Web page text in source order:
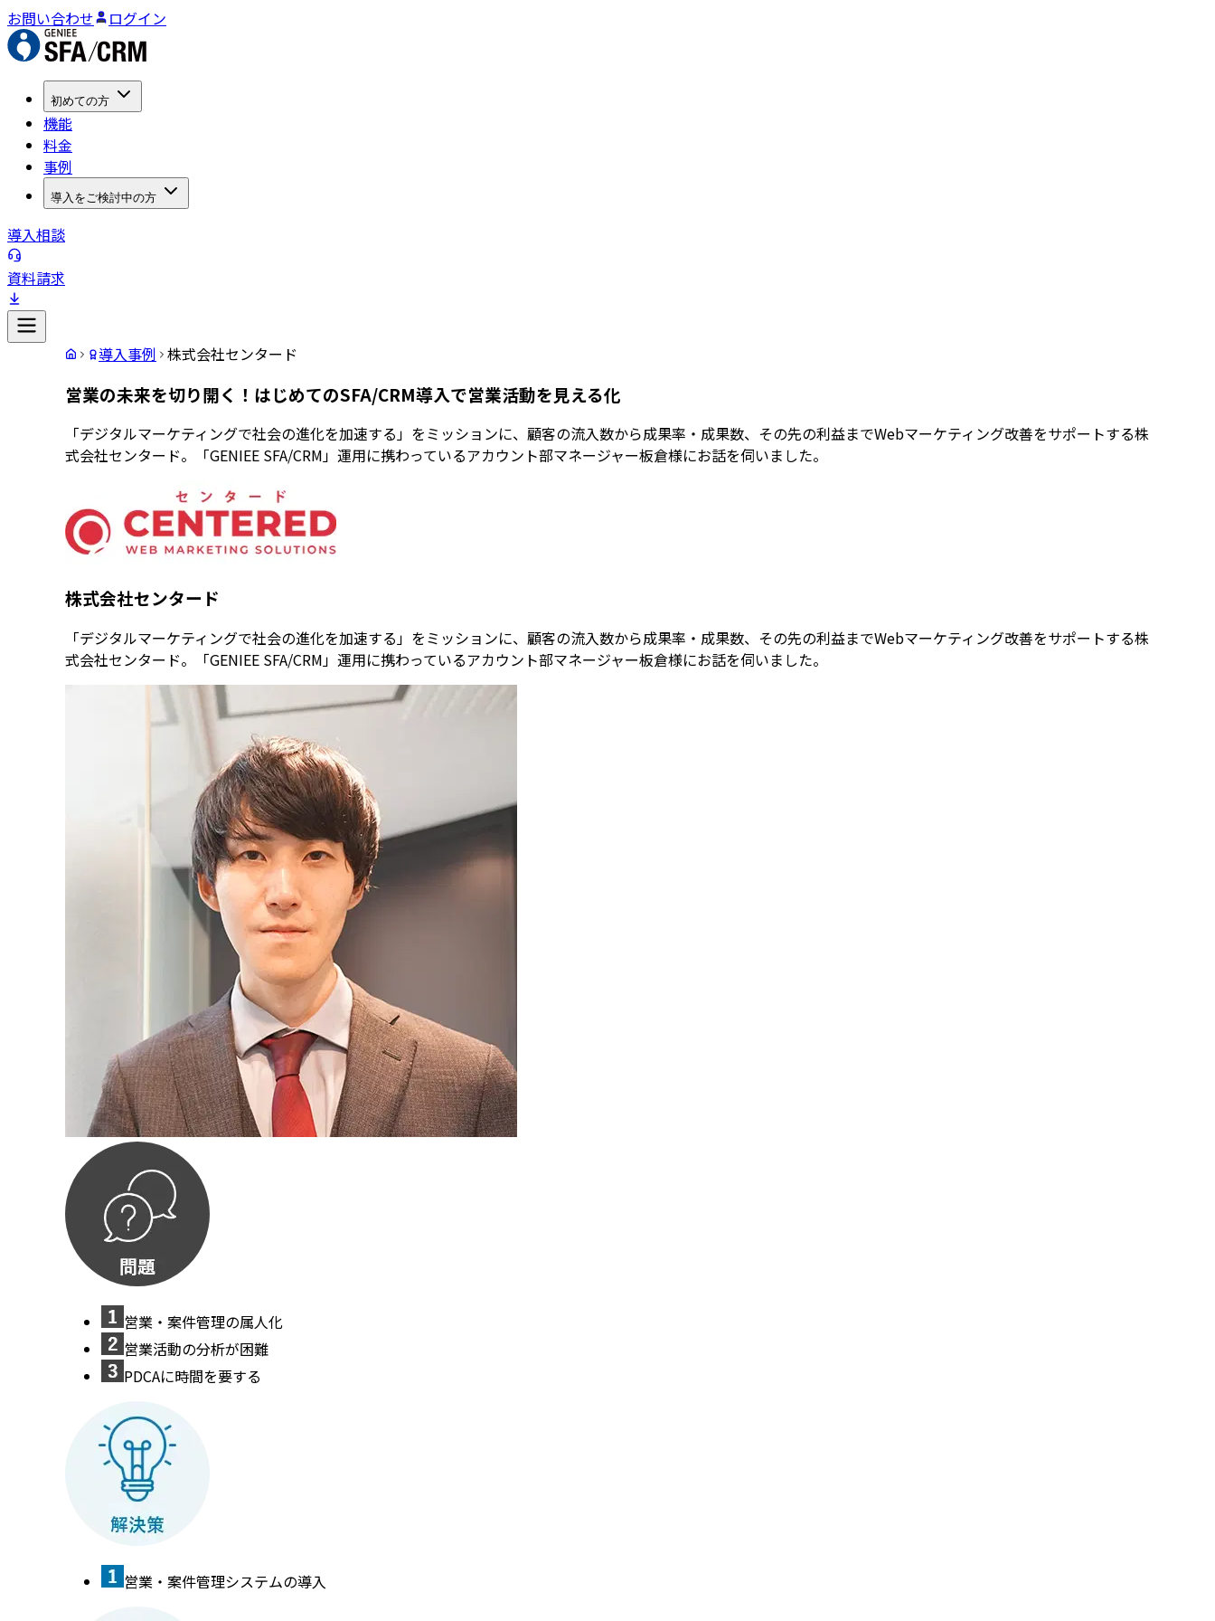
お問い合わせ ログイン
初めての方
機能
料金
事例
導入をご検討中の方
導入相談
資料請求
導入事例 株式会社センタード
営業の未来を切り開く！はじめてのSFA/CRM導入で営業活動を見える化
「デジタルマーケティングで社会の進化を加速する」をミッションに、顧客の流入数から成果率・成果数、その先の利益までWebマーケティング改善をサポートする株
式会社センタード。「GENIEE SFA/CRM」運用に携わっているアカウント部マネージャー板倉様にお話を伺いました。
株式会社センタード
「デジタルマーケティングで社会の進化を加速する」をミッションに、顧客の流入数から成果率・成果数、その先の利益までWebマーケティング改善をサポートする株
式会社センタード。「GENIEE SFA/CRM」運用に携わっているアカウント部マネージャー板倉様にお話を伺いました。
営業・案件管理の属人化
営業活動の分析が困難
PDCAに時間を要する
営業・案件管理システムの導入